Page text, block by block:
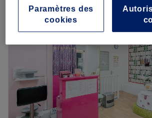
Mardi
Mercredi
Jeudi
Dimanche
Institut Camy est un institut de beauté
13ème arrondissement de Paris, dans le
Tolbiac et à proximité de la station de
Paramètres des
cookies